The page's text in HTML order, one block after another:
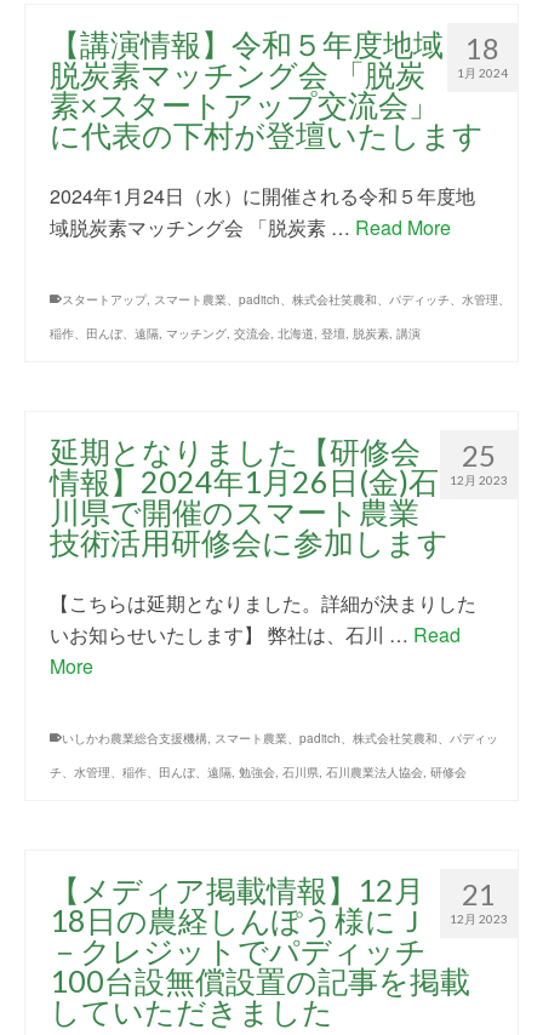
18
1月 2024
【講演情報】令和５年度地域
脱炭素マッチング会 「脱炭
素×スタートアップ交流会」
に代表の下村が登壇いたします
2024年1月24日（水）に開催される令和５年度地
域脱炭素マッチング会 「脱炭素 … Read More
スタートアップ, スマート農業、paditch、株式会社笑農和、パディッチ、水管理、
稲作、田んぼ、遠隔, マッチング, 交流会, 北海道, 登壇, 脱炭素, 講演
25
12月 2023
延期となりました【研修会
情報】2024年1月26日(金)石
川県で開催のスマート農業
技術活用研修会に参加します
【こちらは延期となりました。詳細が決まりした
いお知らせいたします】 弊社は、石川 … Read
More
いしかわ農業総合支援機構, スマート農業、paditch、株式会社笑農和、パディッ
チ、水管理、稲作、田んぼ、遠隔, 勉強会, 石川県, 石川農業法人協会, 研修会
21
12月 2023
【メディア掲載情報】12月
18日の農経しんぽう様にＪ
－クレジットでパディッチ
100台設無償設置の記事を掲載
していただきました